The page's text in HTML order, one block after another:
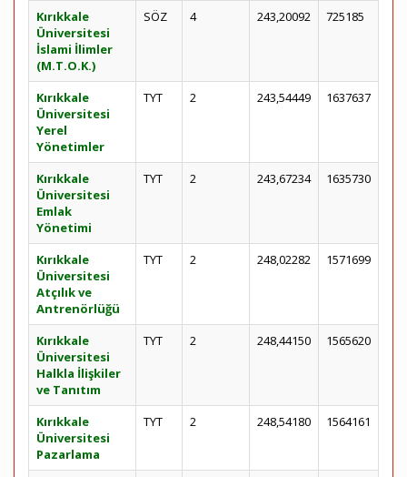
Kırıkkale
Üniversitesi
İslami İlimler
(M.T.O.K.)
SÖZ 4 243,20092 725185
Kırıkkale
Üniversitesi
Yerel
Yönetimler
TYT 2 243,54449 1637637
Kırıkkale
Üniversitesi
Emlak
Yönetimi
TYT 2 243,67234 1635730
Kırıkkale
Üniversitesi
Atçılık ve
Antrenörlüğü
TYT 2 248,02282 1571699
Kırıkkale
Üniversitesi
Halkla İlişkiler
ve Tanıtım
TYT 2 248,44150 1565620
Kırıkkale
Üniversitesi
Pazarlama
TYT 2 248,54180 1564161